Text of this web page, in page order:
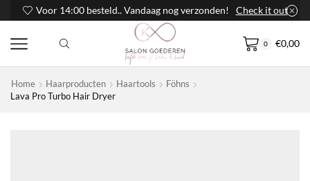
Voor 14:00 besteld.. Vandaag nog verzonden! Check it out
0 €0,00
Home Haarproducten Haartools
Föhns
Lava Pro Turbo Hair Dryer